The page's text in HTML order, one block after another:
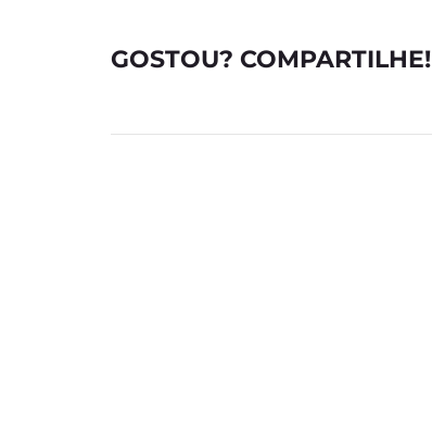
GOSTOU? COMPARTILHE!